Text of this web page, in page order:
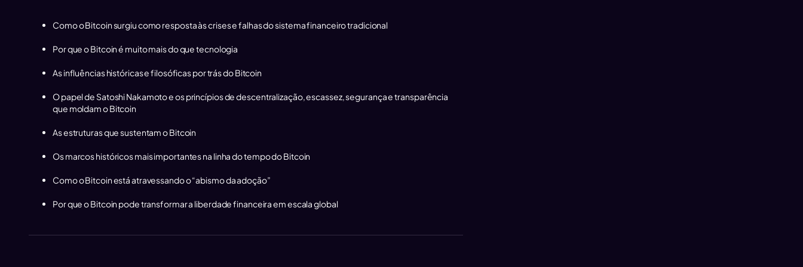
Como o Bitcoin surgiu como resposta às crises e falhas do sistema financeiro tradicional
Por que o Bitcoin é muito mais do que tecnologia
As influências históricas e filosóficas por trás do Bitcoin
O papel de Satoshi Nakamoto e os princípios de descentralização, escassez, segurança e transparência
que moldam o Bitcoin
As estruturas que sustentam o Bitcoin
Os marcos históricos mais importantes na linha do tempo do Bitcoin
Como o Bitcoin está atravessando o “abismo da adoção”
Por que o Bitcoin pode transformar a liberdade financeira em escala global